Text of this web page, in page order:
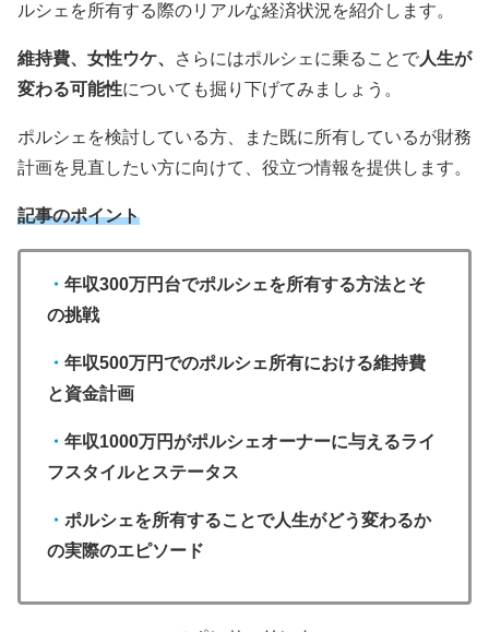
ルシェを所有する際のリアルな経済状況を紹介します。
維持費、女性ウケ、 さらにはポルシェに乗ることで人生が
変わる可能性についても掘り下げてみましょう。
ポルシェを検討している方、また既に所有しているが財務
計画を見直したい方に向けて、役立つ情報を提供します。
記事のポイント
・ 年収300万円台でポルシェを所有する方法とそ
の挑戦
・ 年収500万円でのポルシェ所有における維持費
と資金計画
・ 年収1000万円がポルシェオーナーに与えるライ
フスタイルとステータス
・ ポルシェを所有することで人生がどう変わるか
の実際のエピソード